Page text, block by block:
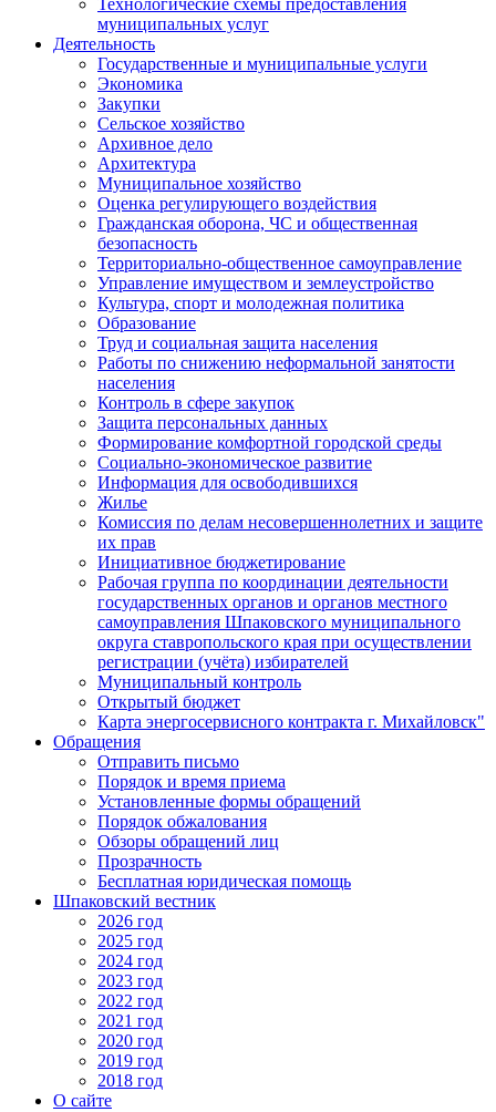
Технологические схемы предоставления
муниципальных услуг
Деятельность
Государственные и муниципальные услуги
Экономика
Закупки
Сельское хозяйство
Архивное дело
Архитектура
Муниципальное хозяйство
Оценка регулирующего воздействия
Гражданская оборона, ЧС и общественная
безопасность
Территориально-общественное самоуправление
Управление имуществом и землеустройство
Культура, спорт и молодежная политика
Образование
Труд и социальная защита населения
Работы по снижению неформальной занятости
населения
Контроль в сфере закупок
Защита персональных данных
Формирование комфортной городской среды
Социально-экономическое развитие
Информация для освободившихся
Жилье
Комиссия по делам несовершеннолетних и защите
их прав
Инициативное бюджетирование
Рабочая группа по координации деятельности
государственных органов и органов местного
самоуправления Шпаковского муниципального
округа ставропольского края при осуществлении
регистрации (учёта) избирателей
Муниципальный контроль
Открытый бюджет
Карта энергосервисного контракта г. Михайловск"
Обращения
Отправить письмо
Порядок и время приема
Установленные формы обращений
Порядок обжалования
Обзоры обращений лиц
Прозрачность
Бесплатная юридическая помощь
Шпаковский вестник
2026 год
2025 год
2024 год
2023 год
2022 год
2021 год
2020 год
2019 год
2018 год
О сайте